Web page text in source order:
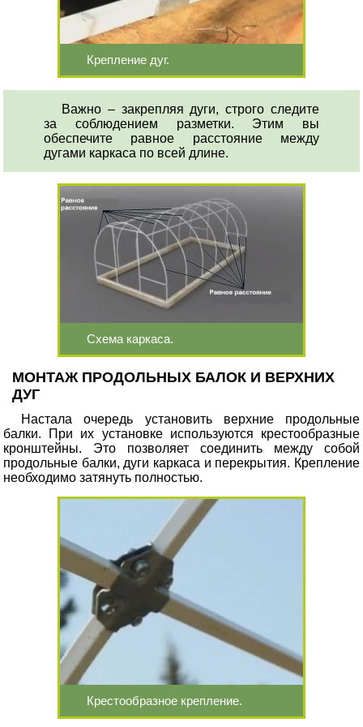
Крепление дуг.
Важно – закрепляя дуги, строго следите
за соблюдением разметки. Этим вы
обеспечите равное расстояние между
дугами каркаса по всей длине.
Схема каркаса.
МОНТАЖ ПРОДОЛЬНЫХ БАЛОК И ВЕРХНИХ
ДУГ
Настала очередь установить верхние продольные
балки. При их установке используются крестообразные
кронштейны. Это позволяет соединить между собой
продольные балки, дуги каркаса и перекрытия. Крепление
необходимо затянуть полностью.
Крестообразное крепление.